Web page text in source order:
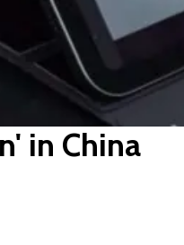
in China